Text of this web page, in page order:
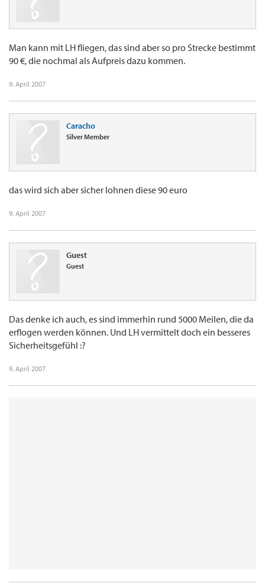
Man kann mit LH fliegen, das sind aber so pro Strecke bestimmt
90 €, die nochmal als Aufpreis dazu kommen.
9. April 2007
Caracho
Silver Member
das wird sich aber sicher lohnen diese 90 euro
9. April 2007
Guest
Guest
Das denke ich auch, es sind immerhin rund 5000 Meilen, die da
erflogen werden können. Und LH vermittelt doch ein besseres
Sicherheitsgefühl :?
9. April 2007